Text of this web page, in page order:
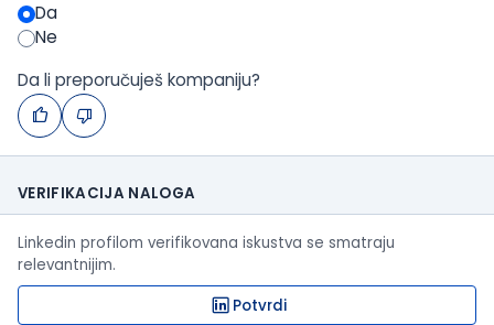
Da
Ne
Da li preporučuješ kompaniju?
VERIFIKACIJA NALOGA
Linkedin profilom verifikovana iskustva se smatraju
relevantnijim.
Potvrdi